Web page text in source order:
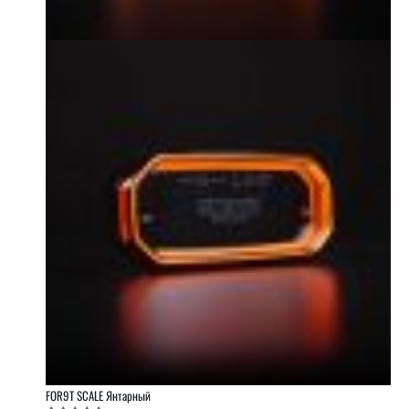
FOR9T SCALE Янтарный